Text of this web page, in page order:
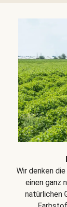
Wir denken
einen ganz
natürlichen